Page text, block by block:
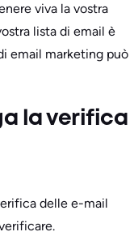
viva la vostra
lista di email è
email marketing può
la verifica
delle e-mail